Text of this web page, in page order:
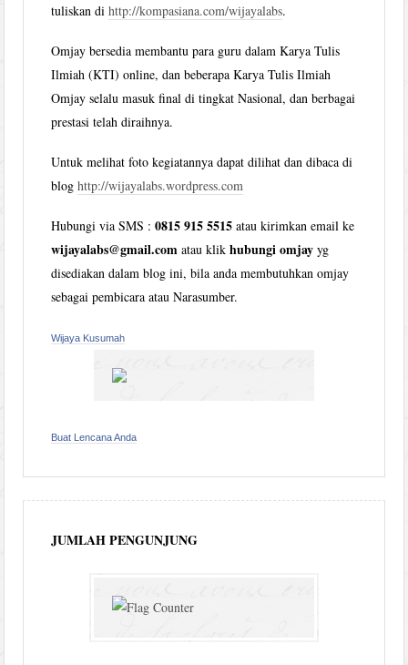
tuliskan dihttp://kompasiana.com/wijayalabs.
Omjay bersedia membantu para guru dalam Karya Tulis
Ilmiah (KTI) online, dan beberapa Karya Tulis Ilmiah
Omjay selalu masuk final di tingkat Nasional, dan berbagai
prestasi telah diraihnya.
Untuk melihat foto kegiatannya dapat dilihat dan dibaca di
bloghttp://wijayalabs.wordpress.com
Hubungi via SMS :0815 915 5515 atau kirimkan email ke
wijayalabs@gmail.com atau klikhubungi omjay yg
disediakan dalam blog ini, bila anda membutuhkan omjay
sebagai pembicara atau Narasumber.
Wijaya Kusumah
Buat Lencana Anda
JUMLAH PENGUNJUNG